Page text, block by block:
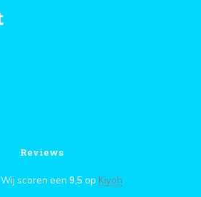
Reviews
Wij scoren een 9,5 op Kiyoh